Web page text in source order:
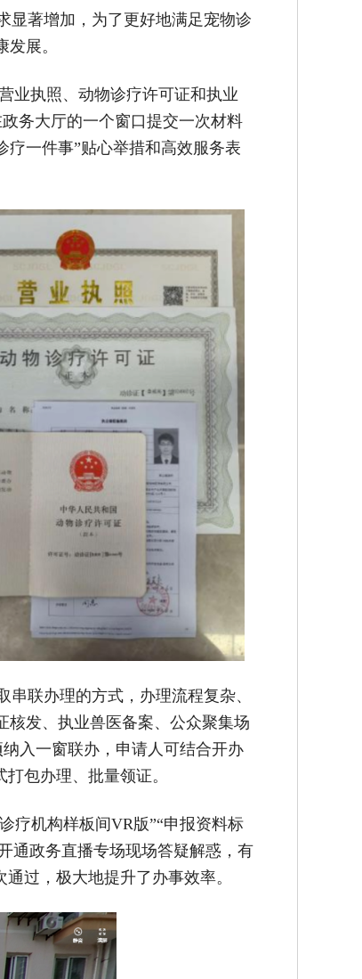
显著增加，为了更好地满足宠物诊
展。
业执照、动物诊疗许可证和执业
务大厅的一个窗口提交一次材料
疗一件事”贴心举措和高效服务表
联办理的方式，办理流程复杂、
核发、执业兽医备案、公众聚集场
入一窗联办，申请人可结合开办
包办理、批量领证。
疗机构样板间VR版”“申报资料标
通政务直播专场现场答疑解惑，有
过，极大地提升了办事效率。